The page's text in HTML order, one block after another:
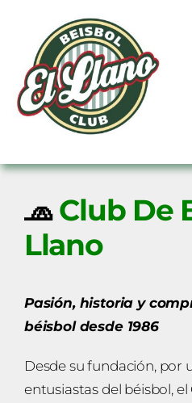
content
Noticias
Entrenamientos
Calendario
Galeria
🧢 Club De
Llano
Pasión, historia y
béisbol desde 1986
Desde su fundación, por
entusiastas del béisbol, el